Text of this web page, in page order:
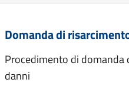
Domanda di
Procedimento di domanda
danni